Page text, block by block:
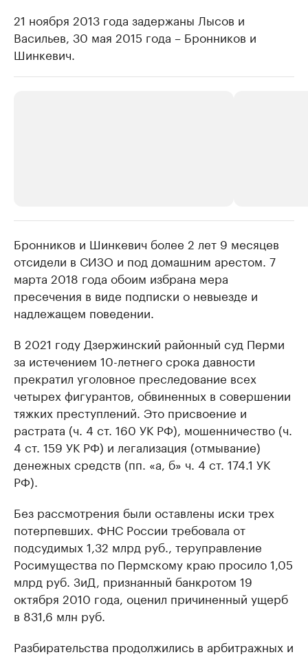
21 ноября 2013 года задержаны Лысов и
Васильев, 30 мая 2015 года – Бронников и
Шинкевич.
Крупные организации в
нефтегазовой промышленности
Найдите и проверьте данные в каталоге Посмотрите
Бронников и Шинкевич более 2 лет 9 месяцев
отсидели в СИЗО и под домашним арестом. 7
марта 2018 года обоим избрана мера
пресечения в виде подписки о невыезде и
надлежащем поведении.
В 2021 году Дзержинский районный суд Перми
за истечением 10-летнего срока давности
прекратил уголовное преследование всех
четырех фигурантов, обвиненных в совершении
тяжких преступлений. Это присвоение и
растрата (ч. 4 ст. 160 УК РФ), мошенничество (ч.
4 ст. 159 УК РФ) и легализация (отмывание)
денежных средств (пп. «а, б» ч. 4 ст. 174.1 УК
РФ).
Без рассмотрения были оставлены иски трех
потерпевших. ФНС России требовала от
подсудимых 1,32 млрд руб., теруправление
Росимущества по Пермскому краю просило 1,05
млрд руб. ЗиД, признанный банкротом 19
октября 2010 года, оценил причиненный ущерб
в 831,6 млн руб.
Разбирательства продолжились в арбитражных и